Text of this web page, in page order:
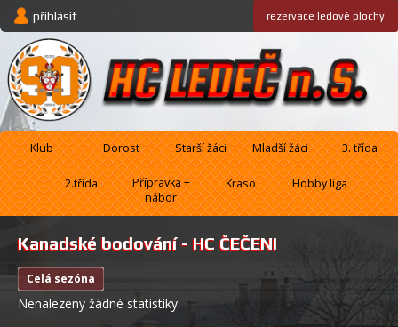
přihlásit rezervace ledové plochy
Klub Dorost Starší žáci Mladší žáci 3. třída
2.třída
Přípravka +
nábor
Kraso Hobby liga
Kanadské bodování - HC ČEČENI
celá sezóna
Nenalezeny žádné statistiky